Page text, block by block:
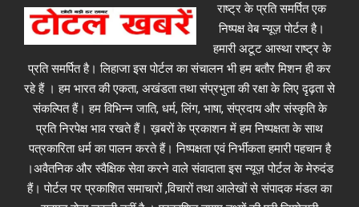
राष्ट्र के प्रति समर्पित एक
निष्पक्ष वेब न्यूज़ पोर्टल है।
हमारी अटूट आस्था राष्ट्र के
प्रति समर्पित है। लिहाजा इस पोर्टल का संचालन भी हम बतौर मिशन ही कर
रहे हैं । हम भारत की एकता, अखंडता तथा संप्रभुता की रक्षा के लिए दृढ़ता से
संकल्पित हैं। हम विभिन्न जाति, धर्म, लिंग, भाषा, संप्रदाय और संस्कृति के
प्रति निरपेक्ष भाव रखते हैं। ख़बरों के प्रकाशन में हम निष्पक्षता के साथ
पत्रकारिता धर्म का पालन करते हैं। निष्पक्षता एवं निर्भीकता हमारी पहचान है
।अवैतनिक और स्वैक्षिक सेवा करने वाले संवादाता इस न्यूज़ पोर्टल के मेरुदंड
हैं। पोर्टल पर प्रकाशित समाचारों ,विचारों तथा आलेखों से संपादक मंडल का